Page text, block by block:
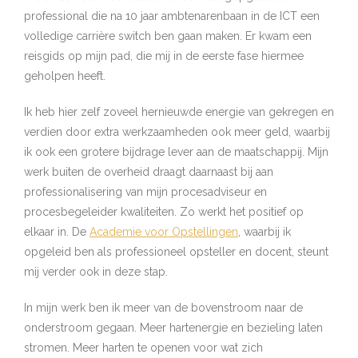
professional die na 10 jaar ambtenarenbaan in de ICT een
volledige carrière switch ben gaan maken. Er kwam een
reisgids op mijn pad, die mij in de eerste fase hiermee
geholpen heeft.
Ik heb hier zelf zoveel hernieuwde energie van gekregen en
verdien door extra werkzaamheden ook meer geld, waarbij
ik ook een grotere bijdrage lever aan de maatschappij. Mijn
werk buiten de overheid draagt daarnaast bij aan
professionalisering van mijn procesadviseur en
procesbegeleider kwaliteiten. Zo werkt het positief op
elkaar in. De Academie voor Opstellingen , waarbij ik
opgeleid ben als professioneel opsteller en docent, steunt
mij verder ook in deze stap.
In mijn werk ben ik meer van de bovenstroom naar de
onderstroom gegaan. Meer hartenergie en bezieling laten
stromen. Meer harten te openen voor wat zich